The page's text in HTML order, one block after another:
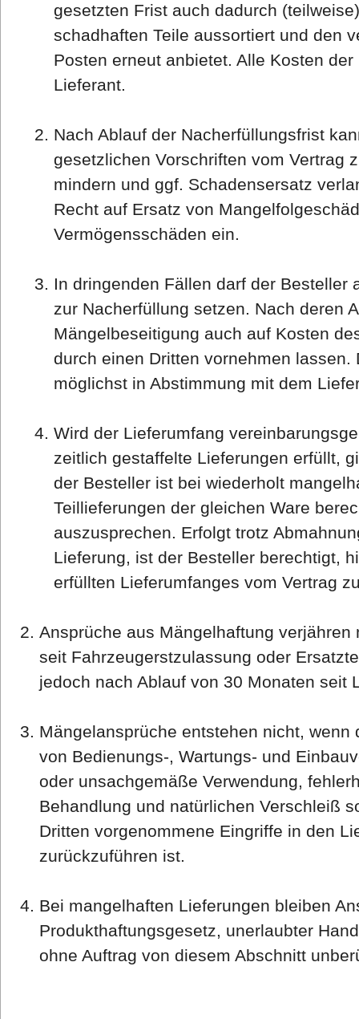
gesetzten Frist auch dadurch
schadhaften Teile aussortiert und den
Posten erneut anbietet. Alle Kosten
Lieferant.
Nach Ablauf der Nacherfüllungsfrist
gesetzlichen Vorschriften vom Vertrag
mindern und ggf. Schadensersatz
Recht auf Ersatz von
Vermögensschäden ein.
In dringenden Fällen darf der Besteller
zur Nacherfüllung setzen. Nach deren
Mängelbeseitigung auch auf Kosten
durch einen Dritten vornehmen lassen.
möglichst in Abstimmung mit dem
Wird der Lieferumfang
zeitlich gestaffelte Lieferungen erfüllt,
der Besteller ist bei wiederholt
Teillieferungen der gleichen Ware
auszusprechen. Erfolgt trotz
Lieferung, ist der Besteller berechtigt,
erfüllten Lieferumfanges vom Vertrag
Ansprüche aus Mängelhaftung verjähren
seit Fahrzeugerstzulassung oder
jedoch nach Ablauf von 30 Monaten seit
Mängelansprüche entstehen nicht, wenn
von Bedienungs-, Wartungs- und
oder unsachgemäße Verwendung,
Behandlung und natürlichen Verschleiß
Dritten vorgenommene Eingriffe in den
zurückzuführen ist.
Bei mangelhaften Lieferungen bleiben
Produkthaftungsgesetz, unerlaubter
ohne Auftrag von diesem Abschnitt